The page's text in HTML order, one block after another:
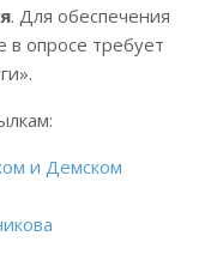
. Для обеспечения
в опросе требует
и Демском